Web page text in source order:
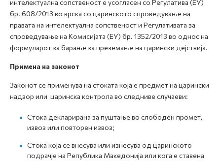
интелектуална сопственост е усогласен со Регулатива (ЕУ)
бр. 608/2013 во врска со царинското спроведување на
правата на интелектуална сопственост и Регулативата за
спроведување на Комисијата (ЕУ) бр. 1352/2013 во однос на
формуларот за барање за преземање на царински дејствија.
Примена на законот
Законот се применува на стоката која е предмет на царински
надзор или царинска контрола во следниве случаеви:
Стока декларирана за пуштање во слободен промет,
извоз или повторен извоз;
Стока која се внесува или изнесува од царинското
подрачје на Република Македонија или кога е ставена